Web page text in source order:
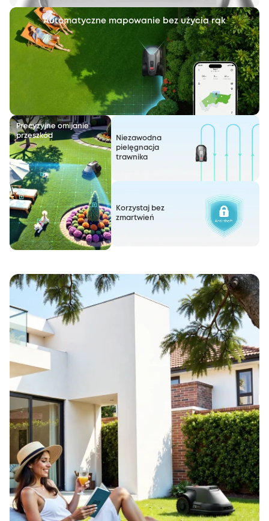
Automatyczne mapowanie bez użycia rąk
Precyzyjne omijanie
przeszkód
Niezawodna
pielęgnacja
trawnika
Korzystaj bez
zmartwień